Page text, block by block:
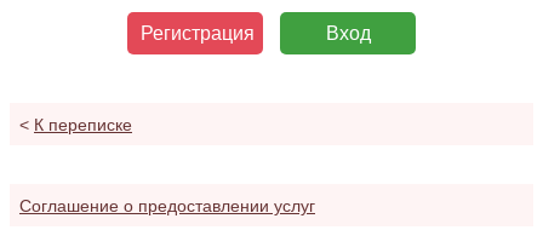
Регистрация Вход
< К переписке
Соглашение о предоставлении услуг